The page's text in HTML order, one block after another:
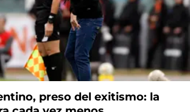
preso del exitismo: la